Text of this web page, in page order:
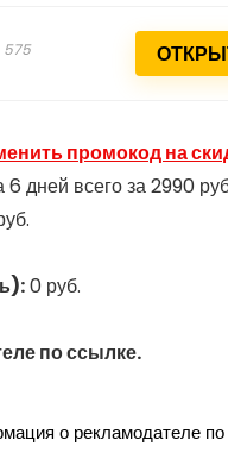
575
промокод на
всего за 2990
0 руб.
по ссылке.
о рекламодателе по